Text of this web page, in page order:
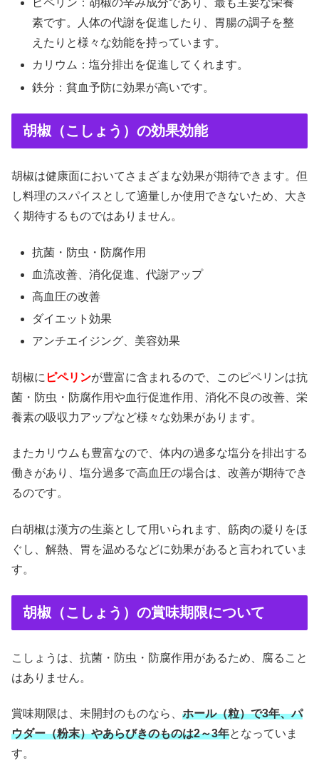
ピペリン：胡椒の辛み成分であり、最も主要な栄養
素です。人体の代謝を促進したり、胃腸の調子を整
えたりと様々な効能を持っています。
カリウム：塩分排出を促進してくれます。
鉄分：貧血予防に効果が高いです。
胡椒（こしょう）の効果効能
胡椒は健康面においてさまざまな効果が期待できます。但
し料理のスパイスとして適量しか使用できないため、大き
く期待するものではありません。
抗菌・防虫・防腐作用
血流改善、消化促進、代謝アップ
高血圧の改善
ダイエット効果
アンチエイジング、美容効果
胡椒に ピペリンが豊富に含まれるので、このピペリンは抗
菌・防虫・防腐作用や血行促進作用、消化不良の改善、栄
養素の吸収力アップなど様々な効果があります。
またカリウムも豊富なので、体内の過多な塩分を排出する
働きがあり、塩分過多で高血圧の場合は、改善が期待でき
るのです。
白胡椒は漢方の生薬として用いられます、筋肉の凝りをほ
ぐし、解熱、胃を温めるなどに効果があると言われていま
す。
胡椒（こしょう）の賞味期限について
こしょうは、抗菌・防虫・防腐作用があるため、腐ること
はありません。
賞味期限は、未開封のものなら、 ホール（粒）で3年、パ
ウダー（粉末）やあらびきのものは2～3年となっていま
す。